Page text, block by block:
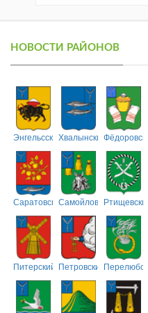
НОВОСТИ РАЙОНОВ
ЭнгельсскийХвалынский
СаратовскийСамойловский
Питерский Петровский